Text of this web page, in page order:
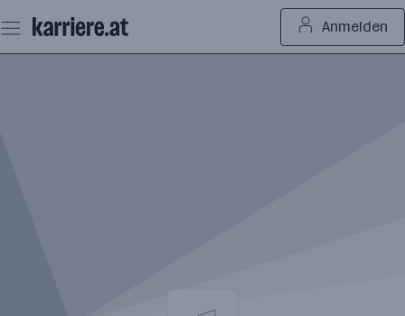
Seiteninhalt
springen
Anmelden